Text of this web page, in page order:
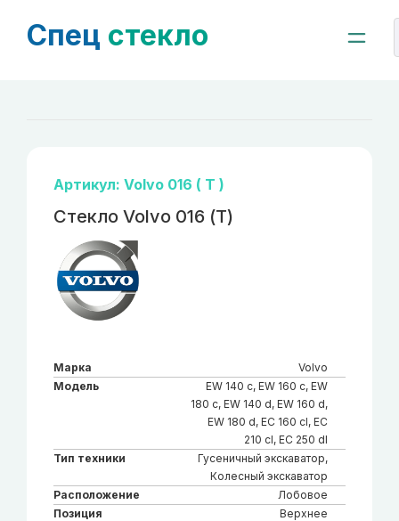
Спец стекло
Артикул: Volvo 016 ( Т )
Стекло Volvo 016 (Т)
Марка
Volvo
Модель
EW 140 с, EW 160 с, EW
180 c, EW 140 d, EW 160 d,
EW 180 d, EC 160 cl, EC
210 cl, EC 250 dl
Тип техники
Гусеничный экскаватор,
Колесный экскаватор
Расположение
Лобовое
Позиция
Верхнее